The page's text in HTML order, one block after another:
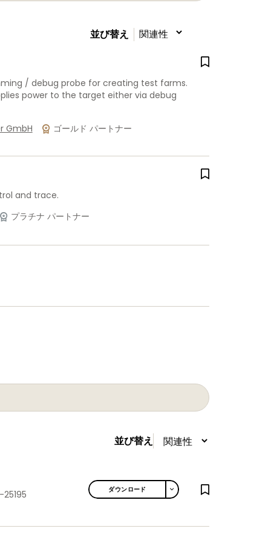
並び替え
/ debug probe for creating test farms.
power to the target either via debug
GmbH ゴールド パートナー
and trace.
プラチナ パートナー
並び替え
25195
ダウンロード TOGGLE DROPDOWN